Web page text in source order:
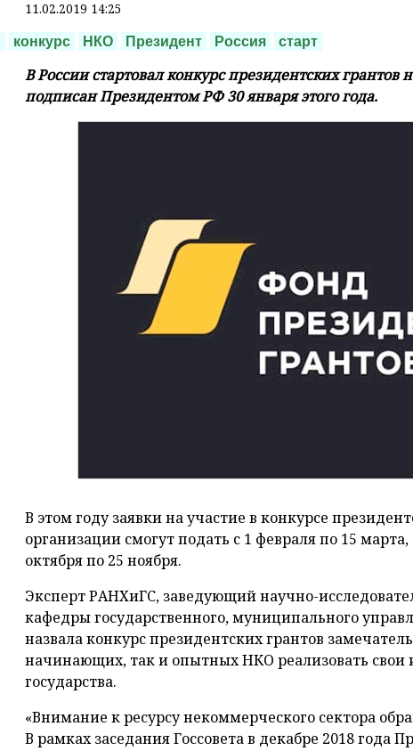
11.02.2019 14:25
конкурс НКО Президент Россия старт
В России стартовал конкурс президентских грантов
подписан Президентом РФ 30 января этого года.
В этом году заявки на участие в конкурсе
организации смогут подать с 1 февраля по 15
октября по 25 ноября.
Эксперт РАНХиГС, заведующий научно-
кафедры государственного, муниципального
назвала конкурс президентских грантов
начинающих, так и опытных НКО реализовать
государства.
«Внимание к ресурсу некоммерческого сектора
В рамках заседания Госсовета в декабре 2018 года